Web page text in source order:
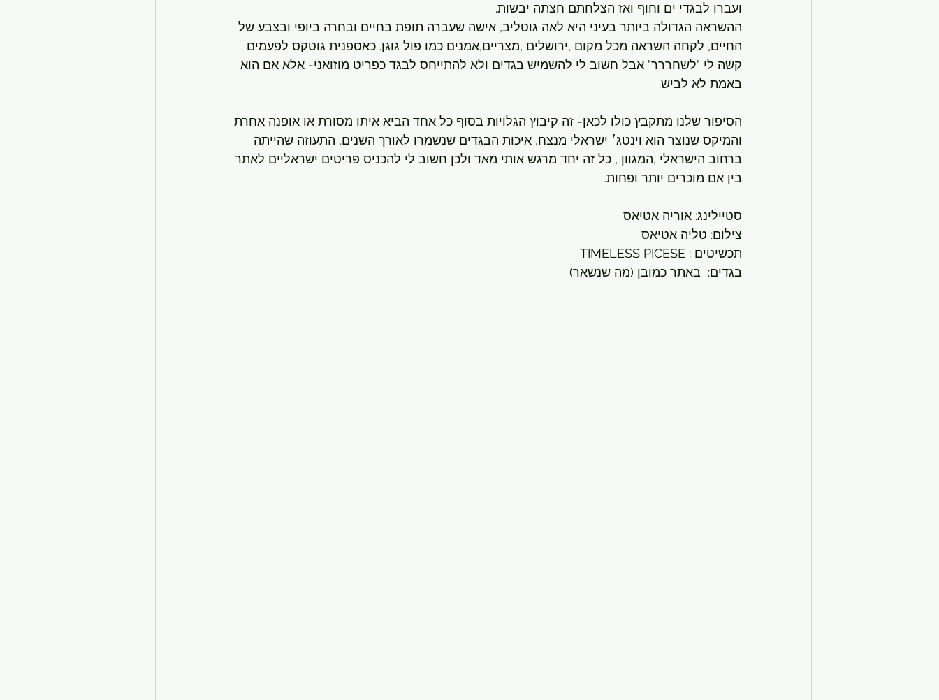
ועברו לבגדי ים וחוף ואז הצלחתם חצתה יבשות.
ההשראה הגדולה ביותר בעיני היא לאה גוטליב, אישה שעברה תופת בחיים ובחרה ביופי ובצבע של
החיים, לקחה השראה מכל מקום ,ירושלים ,מצריים,אמנים כמו פול גוגן. כאספנית גוטקס לפעמים
קשה לי "לשחררר" אבל חשוב לי להשמיש בגדים ולא להתייחס לבגד כפריט מוזואני- אלא אם הוא
באמת לא לביש.
הסיפור שלנו מתקבץ כולו לכאן- זה קיבוץ הגלויות בסוף כל אחד הביא איתו מסורת או אופנה אחרת
והמיקס שנוצר הוא וינטג׳ ישראלי מנצח, איכות הבגדים שנשמרו לאורך השנים, התעוזה שהייתה
ברחוב הישראלי ,המגוון , כל זה יחד מרגש אותי מאד ולכן חשוב לי להכניס פריטים ישראליים לאתר
בין אם מוכרים יותר ופחות.
סטיילינג: אוריה אטיאס
צילום: טליה אטיאס
תכשיטים : TIMELESS PICESE
בגדים:  באתר כמובן (מה שנשאר)